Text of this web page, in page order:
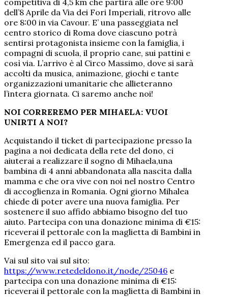
dell’8 Aprile da Via dei Fori Imperiali, ritrovo alle
ore 8:00 in via Cavour. E’ una passeggiata nel
centro storico di Roma dove ciascuno potrà
sentirsi protagonista insieme con la famiglia, i
compagni di scuola, il proprio cane, sui pattini e
così via. L’arrivo è al Circo Massimo, dove si sarà
accolti da musica, animazione, giochi e tante
organizzazioni umanitarie che allieteranno
l’intera giornata. Ci saremo anche noi!
NOI CORREREMO PER MIHAELA: VUOI
UNIRTI A NOI?
Acquistando il ticket di partecipazione presso la
pagina a noi dedicata della rete del dono, ci
aiuterai a realizzare il sogno di Mihaela,una
bambina di 4 anni abbandonata alla nascita dalla
mamma e che ora vive con noi nel nostro Centro
di accoglienza in Romania. Ogni giorno Mihalea
chiede di poter avere una nuova famiglia. Per
sostenere il suo affido abbiamo bisogno del tuo
aiuto. Partecipa con una donazione minima di €15:
riceverai il pettorale con la maglietta di Bambini in
Emergenza ed il pacco gara.
Vai sul sito vai sul sito:
https://www.retedeldono.it/node/25046 e
partecipa con una donazione minima di €15:
riceverai il pettorale con la maglietta di Bambini in